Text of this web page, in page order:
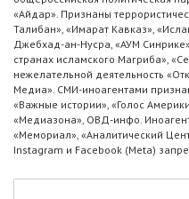
«Айдар». Признаны
Талибан», «Имарат Кавказ»,
Джебхад-ан-Нусра, «АУМ
странах исламского Магриба»,
нежелательной деятельность
Медиа». СМИ-иноагентами
«Важные истории», «Голос
«Медиазона», ОВД-инфо.
«Мемориал», «Аналитический
Instagram и Facebook (Metа)